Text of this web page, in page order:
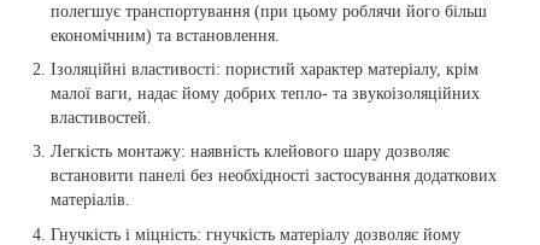
полегшує транспортування (при цьому роблячи його більш
економічним) та встановлення.
Ізоляційні властивості: пористий характер матеріалу, крім
малої ваги, надає йому добрих тепло- та звукоізоляційних
властивостей.
Легкість монтажу: наявність клейового шару дозволяє
встановити панелі без необхідності застосування додаткових
матеріалів.
Гнучкість і міцність: гнучкість матеріалу дозволяє йому